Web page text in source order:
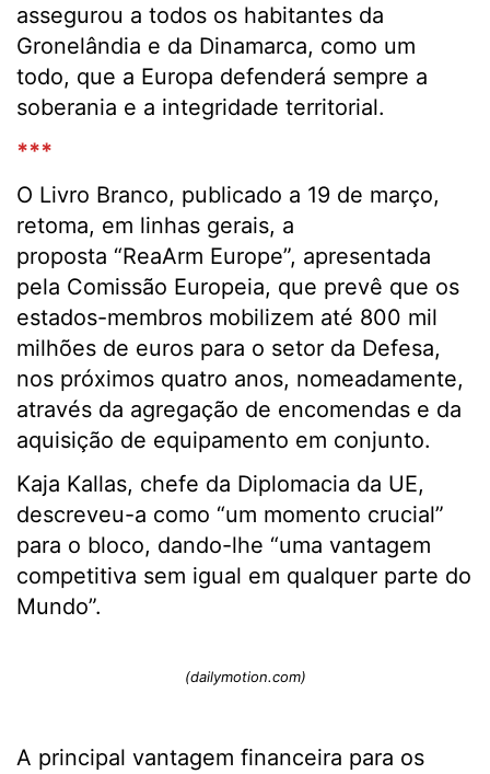
assegurou a todos os habitantes da
Gronelândia e da Dinamarca, como um
todo, que a Europa defenderá sempre a
soberania e a integridade territorial.
***
O Livro Branco, publicado a 19 de março,
retoma, em linhas gerais, a
proposta “ReaArm Europe”, apresentada
pela Comissão Europeia, que prevê que os
estados-membros mobilizem até 800 mil
milhões de euros para o setor da Defesa,
nos próximos quatro anos, nomeadamente,
através da agregação de encomendas e da
aquisição de equipamento em conjunto.
Kaja Kallas, chefe da Diplomacia da UE,
descreveu-a como “um momento crucial”
para o bloco, dando-lhe “uma vantagem
competitiva sem igual em qualquer parte do
Mundo”.
(dailymotion.com)
A principal vantagem financeira para os